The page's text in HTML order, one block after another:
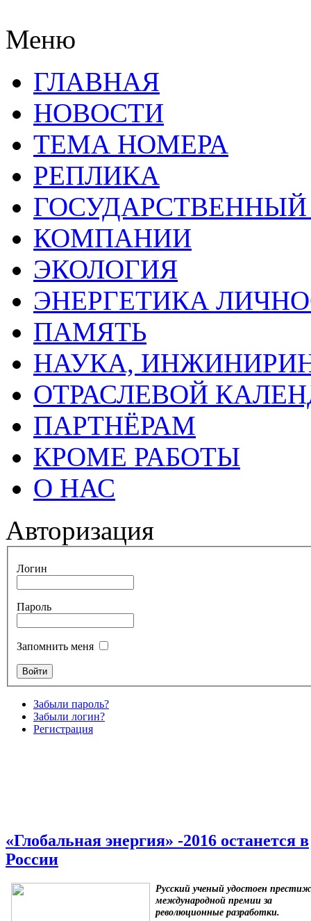
Меню
ГЛАВНАЯ
НОВОСТИ
ТЕМА НОМЕРА
РЕПЛИКА
КОМПАНИИ
ЭКОЛОГИЯ
ЭНЕРГЕТИКА
ПАМЯТЬ
НАУКА,
ОТРАСЛЕВОЙ
ПАРТНЁРАМ
КРОМЕ РАБОТЫ
О НАС
Авторизация
Логин
Пароль
Запомнить меня
Забыли пароль?
Забыли логин?
Регистрация
«Глобальная энергия» -2016 останется в
России
Русский ученый удостоен
международной премии за
революционные разработки.